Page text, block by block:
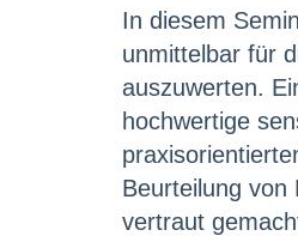
In diesem
unmittelbar für
auszuwerten.
hochwertige
Beurteilung von
vertraut